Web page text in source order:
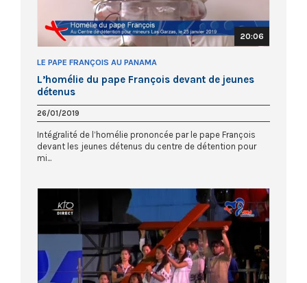
20:06
LE PAPE FRANÇOIS AU PANAMA
L’homélie du pape François devant de jeunes
détenus
26/01/2019
Intégralité de l’homélie prononcée par le pape François
devant les jeunes détenus du centre de détention pour
mi...